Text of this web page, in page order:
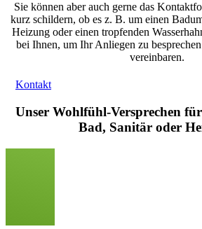
Sie können aber auch gerne das
kurz schildern, ob es z. B. um einen
Heizung oder einen tropfenden
bei Ihnen, um Ihr Anliegen zu
vereinbaren.
Kontakt
Unser Wohlfühl-Versprechen
Bad, Sanitär oder